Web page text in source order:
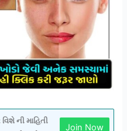
ની માહિતી
Join Now